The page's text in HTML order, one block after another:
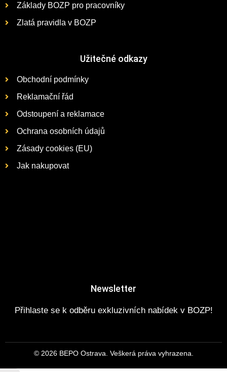
Základy BOZP pro pracovníky
Zlatá pravidla v BOZP
Užitečné odkazy
Obchodní podmínky
Reklamační řád
Odstoupení a reklamace
Ochrana osobních údajů
Zásady cookies (EU)
Jak nakupovat
Newsletter
Přihlaste se k odběru exkluzivních nabídek v BOZP!
© 2026 BEPO Ostrava. Veškerá práva vyhrazena.